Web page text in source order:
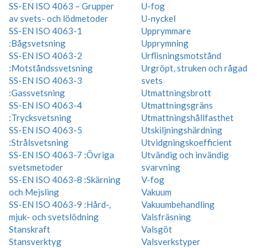
SS-EN ISO 4063 – Grupper
av svets- och lödmetoder
SS-EN ISO 4063-1
:Bågsvetsning
SS-EN ISO 4063-2
:Motståndssvetsning
SS-EN ISO 4063-3
:Gassvetsning
SS-EN ISO 4063-4
:Trycksvetsning
SS-EN ISO 4063-5
:Strålsvetsning
SS-EN ISO 4063-7 :Övriga
svetsmetoder
SS-EN ISO 4063-8 :Skärning
och Mejsling
SS-EN ISO 4063-9 :Hård-,
mjuk- och svetslödning
Stanskraft
Stansverktyg
U-fog
U-nyckel
Upprymmare
Upprymning
Urflisningsmotstånd
Urgröpt, struken och rågad
svets
Utmattningsbrott
Utmattningsgräns
Utmattningshållfasthet
Utskiljningshärdning
Utvidgningskoefficient
Utvändig och invändig
svarvning
V-fog
Vakuum
Vakuumbehandling
Valsfräsning
Valsgöt
Valsverkstyper